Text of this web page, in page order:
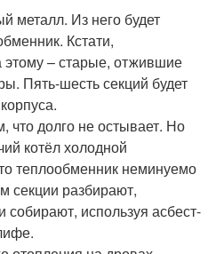
металл. Из него будет
Кстати,
этому – старые, отжившие
Пять-шесть секций будет
что долго не остывает. Но
котёл холодной
теплообменник неминуемо
секции разбирают,
используя асбест-